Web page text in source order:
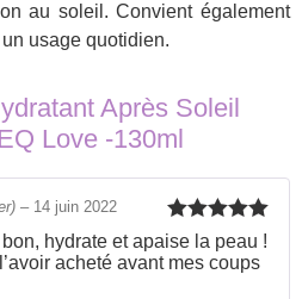
au soleil. Convient également
usage quotidien.
Après Soleil
Love -130ml
Rated5out
of 5
– 14 juin 2022
hydrate et apaise la peau !
acheté avant mes coups